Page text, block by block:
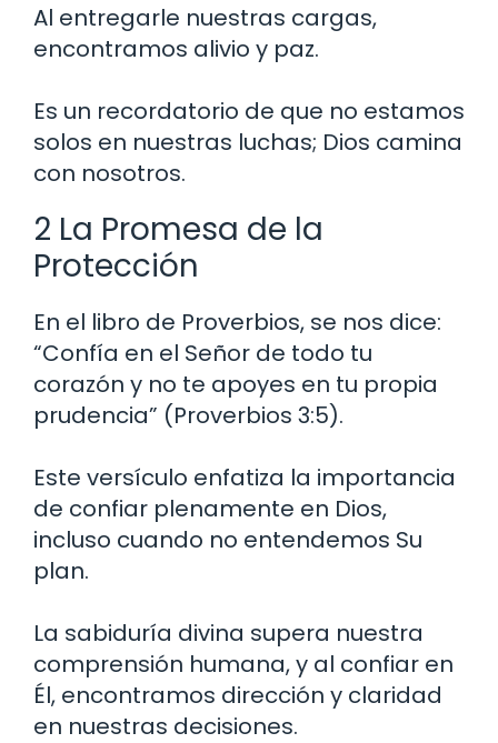
Al entregarle nuestras cargas,
encontramos alivio y paz.
Es un recordatorio de que no estamos
solos en nuestras luchas; Dios camina
con nosotros.
2 La Promesa de la
Protección
En el libro de Proverbios, se nos dice:
“Confía en el Señor de todo tu
corazón y no te apoyes en tu propia
prudencia” (Proverbios 3:5).
Este versículo enfatiza la importancia
de confiar plenamente en Dios,
incluso cuando no entendemos Su
plan.
La sabiduría divina supera nuestra
comprensión humana, y al confiar en
Él, encontramos dirección y claridad
en nuestras decisiones.